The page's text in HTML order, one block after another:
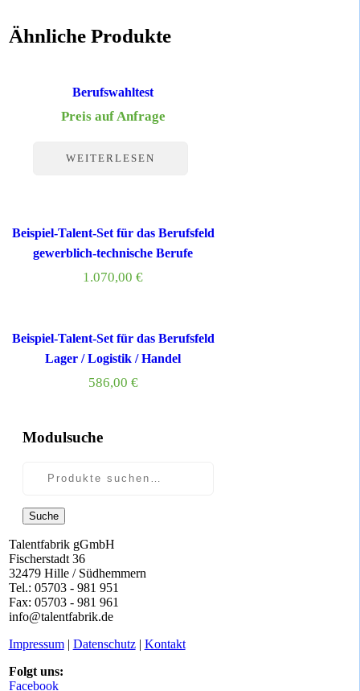
Ähnliche Produkte
Berufswahltest
Preis auf Anfrage
WEITERLESEN
Beispiel-Talent-Set für das Berufsfeld
gewerblich-technische Berufe
1.070,00€
Beispiel-Talent-Set für das Berufsfeld
Lager / Logistik / Handel
586,00 €
Modulsuche
Suche
Talentfabrik gGmbH
Fischerstadt 36
32479 Hille / Südhemmern
Tel.: 05703 - 981 951
Fax: 05703 - 981 961
info@talentfabrik.de
Impressum| Datenschutz| Kontakt
Folgt uns:
Facebook